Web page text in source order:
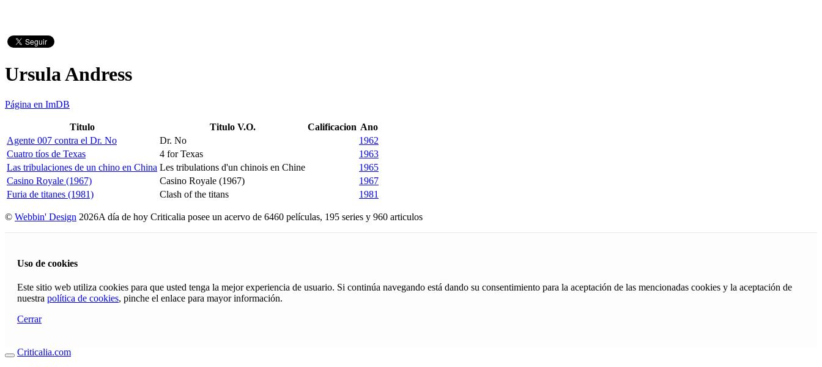
Ursula Andress
Página en ImDB
Titulo Titulo V.O. Calificacion Ano
Agente 007 contra el Dr. No
Dr. No
1962
Cuatro tíos de Texas
4 for Texas
1963
Las tribulaciones de un chino en China Les tribulations d'un chinois en Chine
1965
Casino Royale (1967)
Casino Royale (1967)
1967
Furia de titanes (1981)
Clash of the titans 1981
© Webbin' Design 2026A día de hoy Criticalia posee un acervo de 6460 películas, 195 series y 960 articulos
Uso de cookies
Este sitio web utiliza cookies para que usted tenga la mejor experiencia de usuario. Si continúa navegando está dando su consentimiento para la aceptación de las mencionadas cookies y la aceptación de
nuestra política de cookies, pinche el enlace para mayor información.
Cerrar
Criticalia.com